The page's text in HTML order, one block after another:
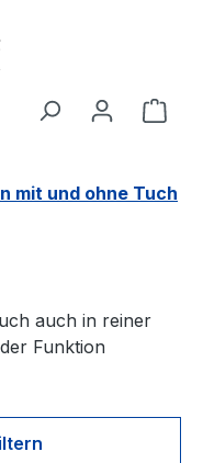
mit und ohne Tuch
auch in reiner
Funktion